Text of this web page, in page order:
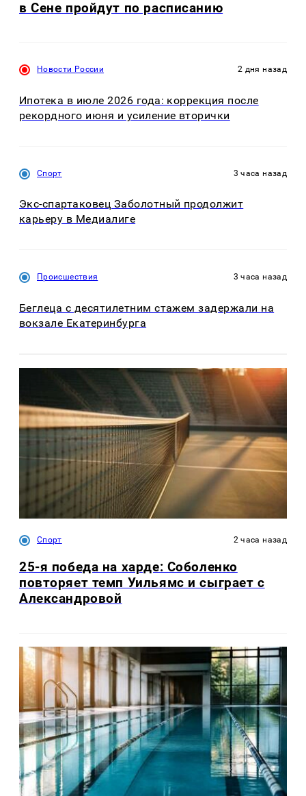
в Сене пройдут по расписанию
Новости России 2 дня назад
Ипотека в июле 2026 года: коррекция после
рекордного июня и усиление вторички
Спорт 3 часа назад
Экс-спартаковец Заболотный продолжит
карьеру в Медиалиге
Происшествия 3 часа назад
Беглеца с десятилетним стажем задержали на
вокзале Екатеринбурга
Спорт 2 часа назад
25-я победа на харде: Соболенко
повторяет темп Уильямс и сыграет с
Александровой